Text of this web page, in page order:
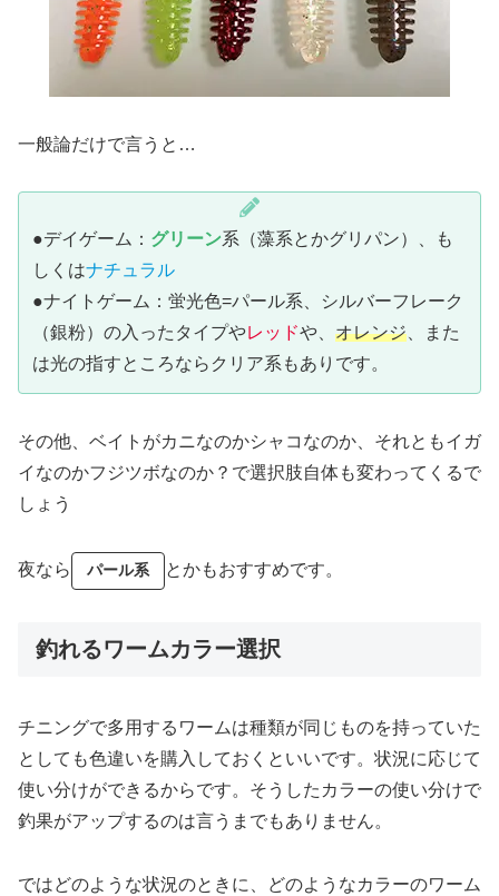
一般論だけで言うと…
●デイゲーム： グリーン系（藻系とかグリパン）、も
しくはナチュラル
●ナイトゲーム：蛍光色=パール系、シルバーフレーク
（銀粉）の入ったタイプやレッドや、 オレンジ、また
は光の指すところなら クリア系もありです。
その他、ベイトがカニなのかシャコなのか、それともイガ
イなのかフジツボなのか？で選択肢自体も変わってくるで
しょう
夜なら パール系 とかもおすすめです。
釣れるワームカラー選択
チニングで多用するワームは種類が同じものを持っていた
としても色違いを購入しておくといいです。状況に応じて
使い分けができるからです。そうしたカラーの使い分けで
釣果がアップするのは言うまでもありません。
ではどのような状況のときに、どのようなカラーのワーム